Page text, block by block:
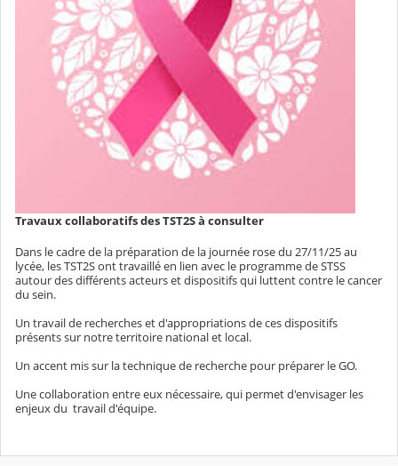
Travaux collaboratifs des TST2S à consulter
Dans le cadre de la préparation de la journée rose du 27/11/25 au
lycée, les TST2S ont travaillé en lien avec le programme de STSS
autour des différents acteurs et dispositifs qui luttent contre le cancer
du sein.
Un travail de recherches et d'appropriations de ces dispositifs
présents sur notre territoire national et local.
Un accent mis sur la technique de recherche pour préparer le GO.
Une collaboration entre eux nécessaire, qui permet d'envisager les
enjeux du travail d'équipe.